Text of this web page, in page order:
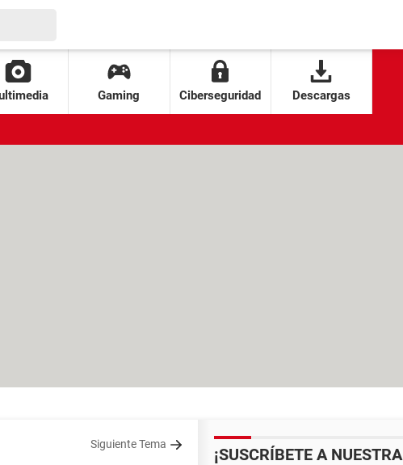
Gaming Ciberseguridad Descargas
Siguiente Tema
¡SUSCRÍBETE A NUESTRA